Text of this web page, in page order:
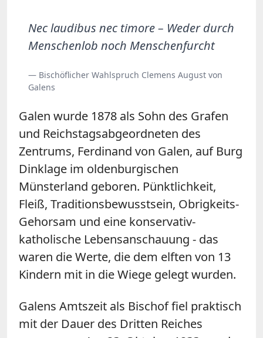
Nec laudibus nec timore – Weder durch
Menschenlob noch Menschenfurcht
— Bischöflicher Wahlspruch Clemens August von
Galens
Galen wurde 1878 als Sohn des Grafen
und Reichstagsabgeordneten des
Zentrums, Ferdinand von Galen, auf Burg
Dinklage im oldenburgischen
Münsterland geboren. Pünktlichkeit,
Fleiß, Traditionsbewusstsein, Obrigkeits-
Gehorsam und eine konservativ-
katholische Lebensanschauung - das
waren die Werte, die dem elften von 13
Kindern mit in die Wiege gelegt wurden.
Galens Amtszeit als Bischof fiel praktisch
mit der Dauer des Dritten Reiches